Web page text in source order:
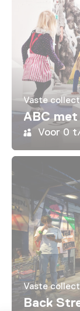
Vaste
ABC met
Voor 0
Vaste
Back